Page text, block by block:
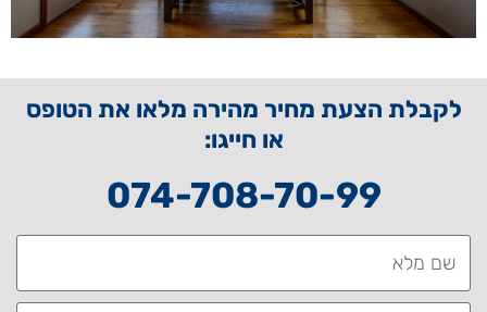
לקבלת הצעת מחיר מהירה מלאו את הטופס
או חייגו:
074-708-70-99